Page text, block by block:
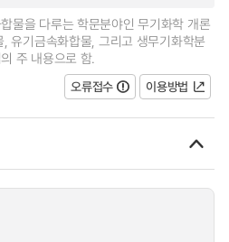
물을 다루는 학문분야인 무기화학 개론
유기금속화합물, 그리고 생무기화학분
주 내용으로 함.
오류접수
이용방법